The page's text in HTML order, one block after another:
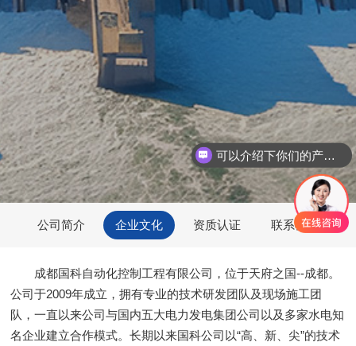
公司简介 企业文化 资质认证 联系我们
成都国科自动化控制工程有限公司，位于天府之国--成都。
公司于2009年成立，拥有专业的技术研发团队及现场施工团
队，一直以来公司与国内五大电力发电集团公司以及多家水电知
名企业建立合作模式。长期以来国科公司以“高、新、尖”的技术
可以介绍下你们的产品么